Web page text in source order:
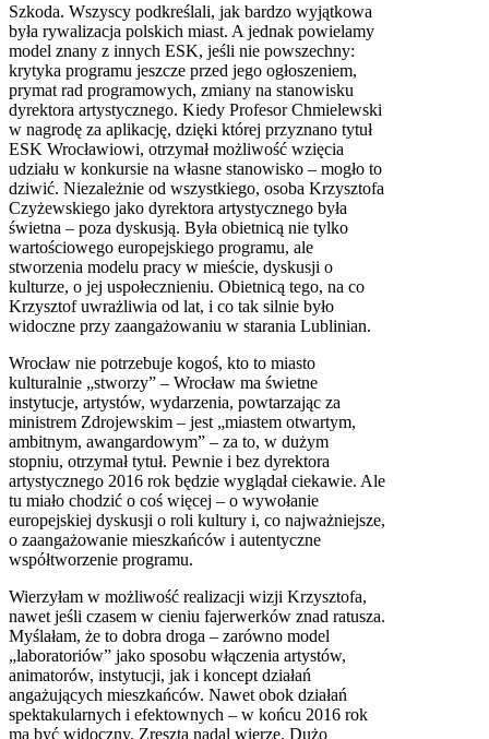
Szkoda. Wszyscy podkreślali, jak bardzo wyjątkowa
była rywalizacja polskich miast. A jednak powielamy
model znany z innych ESK, jeśli nie powszechny:
krytyka programu jeszcze przed jego ogłoszeniem,
prymat rad programowych, zmiany na stanowisku
dyrektora artystycznego. Kiedy Profesor Chmielewski
w nagrodę za aplikację, dzięki której przyznano tytuł
ESK Wrocławiowi, otrzymał możliwość wzięcia
udziału w konkursie na własne stanowisko – mogło to
dziwić. Niezależnie od wszystkiego, osoba Krzysztofa
Czyżewskiego jako dyrektora artystycznego była
świetna – poza dyskusją. Była obietnicą nie tylko
wartościowego europejskiego programu, ale
stworzenia modelu pracy w mieście, dyskusji o
kulturze, o jej uspołecznieniu. Obietnicą tego, na co
Krzysztof uwrażliwia od lat, i co tak silnie było
widoczne przy zaangażowaniu w starania Lublinian.
Wrocław nie potrzebuje kogoś, kto to miasto
kulturalnie „stworzy” – Wrocław ma świetne
instytucje, artystów, wydarzenia, powtarzając za
ministrem Zdrojewskim – jest „miastem otwartym,
ambitnym, awangardowym” – za to, w dużym
stopniu, otrzymał tytuł. Pewnie i bez dyrektora
artystycznego 2016 rok będzie wyglądał ciekawie. Ale
tu miało chodzić o coś więcej – o wywołanie
europejskiej dyskusji o roli kultury i, co najważniejsze,
o zaangażowanie mieszkańców i autentyczne
współtworzenie programu.
Wierzyłam w możliwość realizacji wizji Krzysztofa,
nawet jeśli czasem w cieniu fajerwerków znad ratusza.
Myślałam, że to dobra droga – zarówno model
„laboratoriów” jako sposobu włączenia artystów,
animatorów, instytucji, jak i koncept działań
angażujących mieszkańców. Nawet obok działań
spektakularnych i efektownych – w końcu 2016 rok
ma być widoczny. Zresztą nadal wierzę. Dużo